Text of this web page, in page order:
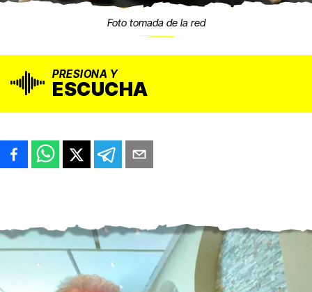
Foto tomada de la red
PRESIONA Y
ESCUCHA